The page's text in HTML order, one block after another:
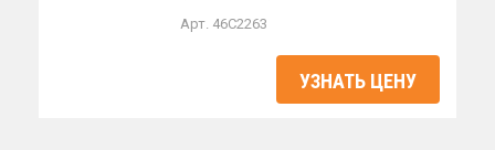
Арт. 46C2263
УЗНАТЬ ЦЕНУ